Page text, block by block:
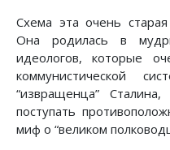
Схема эта очень
Она родилась в
идеологов, которые
коммунистической
“извращенца”
поступать
миф о “великом